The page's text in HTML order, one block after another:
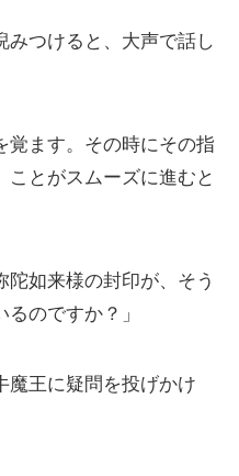
みつけると、大声で話し
覚ます。その時にその指
とがスムーズに進むと
陀如来様の封印が、そう
のですか？」
魔王に疑問を投げかけ